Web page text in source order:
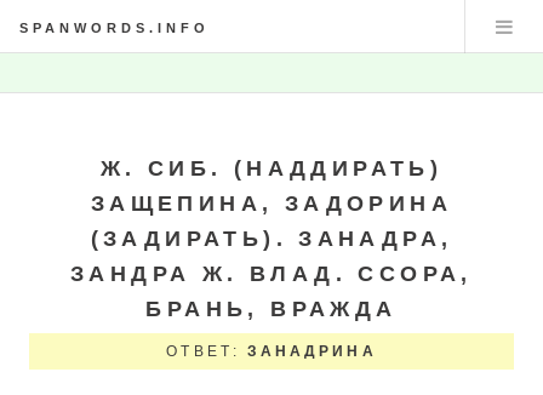
SPANWORDS.INFO
Ж. СИБ. (НАДДИРАТЬ)
ЗАЩЕПИНА, ЗАДОРИНА
(ЗАДИРАТЬ). ЗАНАДРА,
ЗАНДРА Ж. ВЛАД. ССОРА,
БРАНЬ, ВРАЖДА
ОТВЕТ: ЗАНАДРИНА